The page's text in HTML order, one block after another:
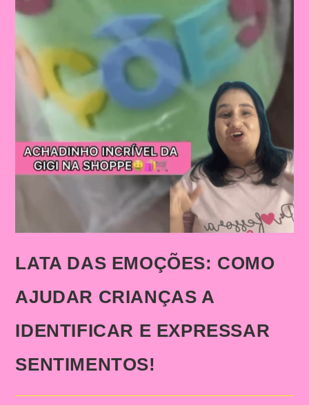
LATA DAS EMOÇÕES: COMO
AJUDAR CRIANÇAS A
IDENTIFICAR E EXPRESSAR
SENTIMENTOS!